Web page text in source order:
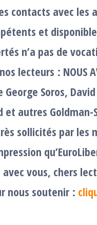
contacts avec les
et
n’a pas de
: NOUS
George Soros,
et autres
sollicités par
vous, chers
nous soutenir :